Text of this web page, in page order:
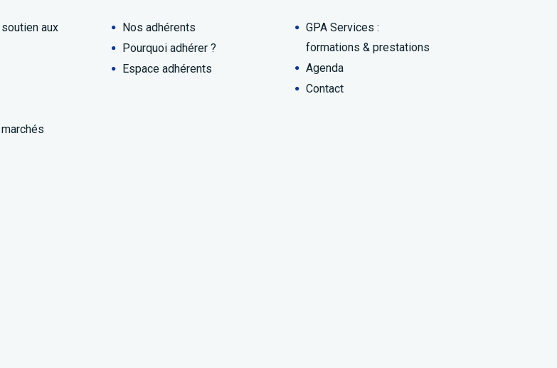
aux
Nos adhérents
Pourquoi adhérer ?
Espace adhérents
GPA Services :
formations & prestations
Agenda
Contact